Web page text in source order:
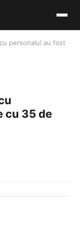
personalul au fost
cu 35 de